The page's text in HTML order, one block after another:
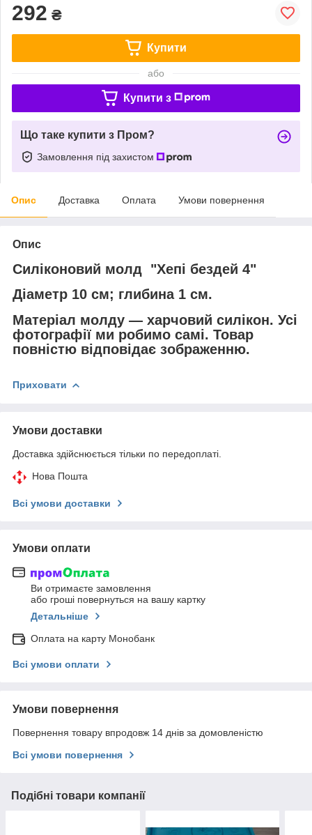
292 ₴
Купити
або
Купити з
Що таке купити з Пром?
Замовлення під захистом
Опис Доставка Оплата Умови повернення
Опис
Силіконовий молд "Хепі бездей 4"
Діаметр 10 см; глибина 1 см.
Матеріал молду — харчовий силікон. Усі
фотографії ми робимо самі. Товар
повністю відповідає зображенню.
Приховати
Умови доставки
Доставка здійснюється тільки по передоплаті.
Нова Пошта
Всі умови доставки
Умови оплати
Ви отримаєте замовлення
або гроші повернуться на вашу картку
Детальніше
Оплата на карту Монобанк
Всі умови оплати
Умови повернення
Повернення товару впродовж 14 днів за домовленістю
Всі умови повернення
Подібні товари компанії